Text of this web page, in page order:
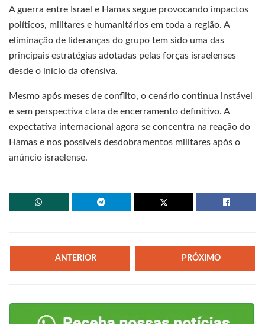
A guerra entre Israel e Hamas segue provocando impactos
políticos, militares e humanitários em toda a região. A
eliminação de lideranças do grupo tem sido uma das
principais estratégias adotadas pelas forças israelenses
desde o início da ofensiva.
Mesmo após meses de conflito, o cenário continua instável
e sem perspectiva clara de encerramento definitivo. A
expectativa internacional agora se concentra na reação do
Hamas e nos possíveis desdobramentos militares após o
anúncio israelense.
ANTERIOR PRÓXIMO